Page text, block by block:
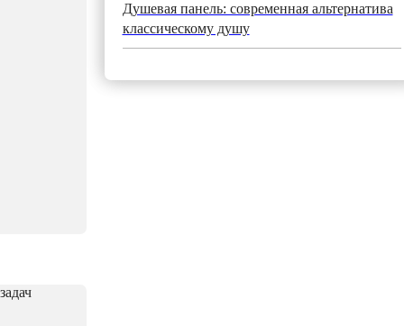
Душевая панель: современная альтернатива
классическому душу